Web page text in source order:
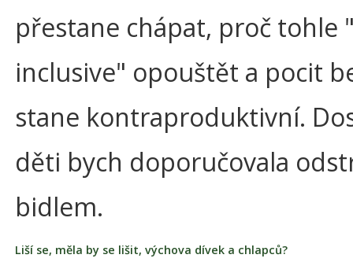
přestane chápat, proč tohle
inclusive" opouštět a pocit
stane kontraproduktivní.
děti bych doporučovala
bidlem.
Liší se, měla by se lišit, výchova dívek a chlapců?